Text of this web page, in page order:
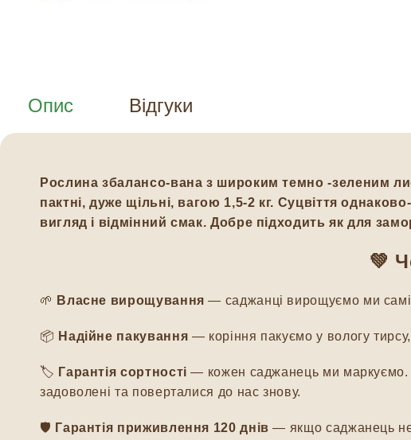
Опис Відгуки
Рослина збалансо-вана з широким темно -зеленим
пактні, дуже щільні, вагою 1,5-2 кг. Суцвіття
вигляд і відмінний смак. Добре підходить як для
💚
🌱 Власне вирощування — саджанці вирощуємо ми самі,
📦 Надійне пакування — коріння пакуємо у вологу
🏷️ Гарантія сортності — кожен саджанець ми маркуємо.
задоволені та поверталися до нас знову.
🛡️ Гарантія приживлення 120 днів — якщо саджанець не